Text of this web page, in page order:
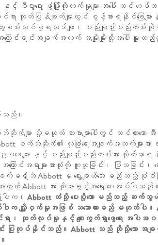
ားရေး ဖွံ့ဖြိုးတိုးတက်မှုများ အပေါ် ထင်ဟပ်သည့်
ထုတ်ပြန်ချက်များတွင် စွန့်စားရနိုင်ခြေများ
သပ်မှုရလဒ်များ၊ စည်းမျဉ်းစည်းကမ်းဆိုင်ရာ
ာင်းရင်းအချက်အလက် အမျိုးမျိုးတို့အပေါ် မူတည်
စ်သည်။
က်များ သို့မဟုတ် ဆာဗာများပေါ်တွင် တင်ထား
ဝက်ဘ်ဆိုက်၏ လုံခြုံရေးအချက်အလက်များအာ
း နှင့် စည်းမျဉ်းစည်းကမ်းအား လိုက်နာရ
ရာများအားလုံးကို ကူးယူခြင်း၊ ပြသခြင်း၊
ချက်မရှိဘဲ Abbott မှ ရွေးချယ်သော မည်သည့် ပုံ
Abbott အား ထိုအခွင့်အရေး ပေးအပ်ပါသည်။
ပါက၊ Abbott ထံသို့ ပေးပို့သော မည်သည့် ဆက်သွယ်
က လျှို့ဝှက်မှုအဖြစ် သဘောထားမည် မဟုတ်ပါ။
ရာ၊ ထုတ်လုပ်မှုနှင့် စျေးကွက်ရှာဖွေရေး
ပြုလုပ်နိုင်သည်။ Abbott သည် ထိုသို့သော အချ